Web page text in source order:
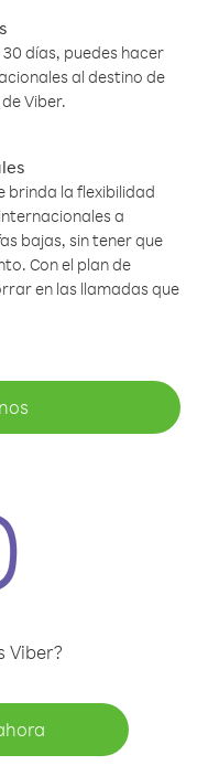
días, puedes hacer
al destino de
Viber.
brinda la flexibilidad
a
bajas, sin tener que
Con el plan de
en las llamadas que
Viber?